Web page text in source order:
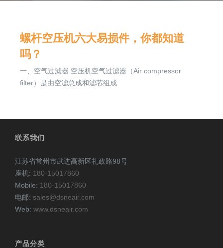
螺杆空压机六大易损件，你都知道
吗？
一、空气过滤器 空压机空气过滤器（Air compressor
filter）是由空滤总成和滤芯组成
联系我们
江苏省常州市武进高新区礼政路98号
座机: 180-15017860
Mobile: 180-15017860
电邮: sales@dsneair.com
Web: www.dsneair.com
产品分类